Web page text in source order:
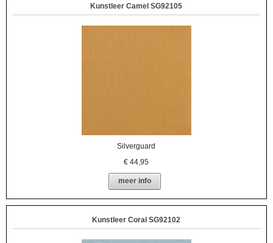
Kunstleer Camel SG92105
Silverguard
€44,95
meer info
Kunstleer Coral SG92102